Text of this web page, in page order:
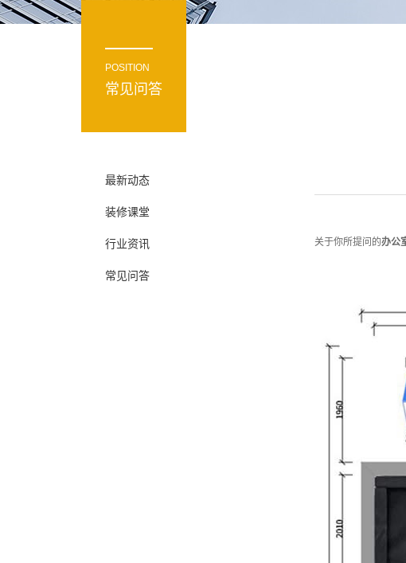
POSITION
常见问答
最新动态
装修课堂
行业资讯
常见问答
关于你所提问的办公